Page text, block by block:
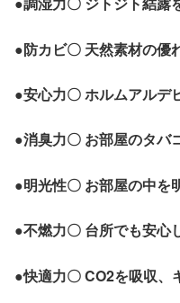
●防カビ〇 天然素材の優
●安心力〇 ホルムアルデ
●消臭力〇 お部屋のタバ
●明光性〇 お部屋の中を
●不燃力〇 台所でも安心
●快適力〇 CO2を吸収、